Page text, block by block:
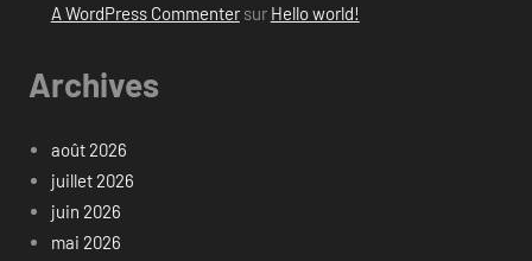
A WordPress Commentersur Hello world!
Archives
août 2026
juillet 2026
juin 2026
mai 2026